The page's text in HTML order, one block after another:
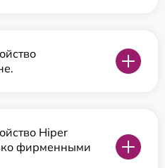
Hiper
фирменными